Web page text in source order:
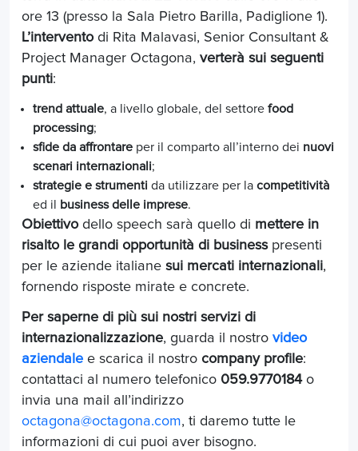
ore 13 (presso la Sala Pietro Barilla, Padiglione 1).
L’intervento di Rita Malavasi, Senior Consultant &
Project Manager Octagona, verterà sui seguenti
punti:
trend attuale, a livello globale, del settore food
processing;
sfide da affrontare per il comparto all’interno dei nuovi
scenari internazionali;
strategie e strumenti da utilizzare per la competitività
ed il
business delle imprese.
Obiettivodello speech sarà quello di mettere in
risalto le grandi opportunità di businesspresenti
per le aziende italiane sui mercati internazionali,
fornendo risposte mirate e concrete.
Per saperne di più sui nostri servizi di
internazionalizzazione, guarda il nostro video
aziendale e scarica il nostro company profile:
contattaci al numero telefonico 059.9770184o
invia una mail all’indirizzo
octagona@octagona.com, ti daremo tutte le
informazioni di cui puoi aver bisogno.